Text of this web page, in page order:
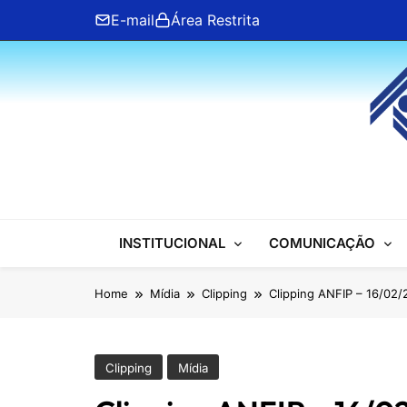
content
E-mail Área Restrita
ANFIP Nacional
INSTITUCIONAL COMUNICAÇÃO
Home Mídia Clipping Clipping ANFIP – 16/02/
Clipping Mídia